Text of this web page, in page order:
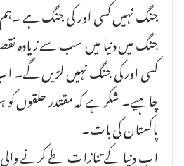
جنگ نہیں کسی اور کی جنگ ہے
جنگ میں دنیا میں سب سے زیادہ
کسی اور کی جنگ نہیں لڑیں گے۔ اب
چاہیے۔ شکر ہے کہ مقتدر حلقوں کو
پاکستان کی بات۔
اب دنیا کے تنازات طے کرنے والی